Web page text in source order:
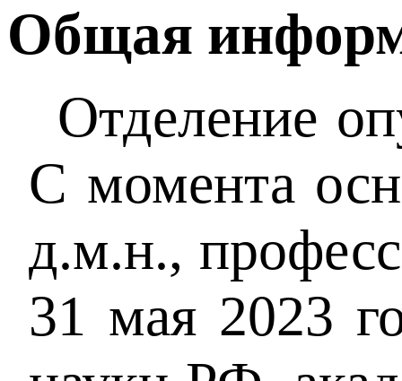
Общая
Отделение
С момента
д.м.н.,
31 мая 2023